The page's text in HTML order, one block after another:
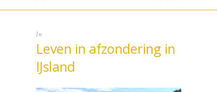
In
Leven in afzondering in
IJsland